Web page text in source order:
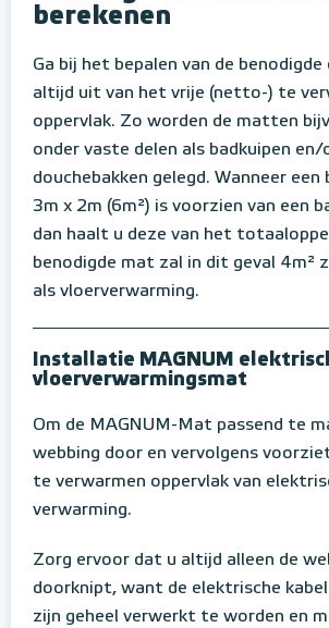
berekenen
Ga bij het bepalen van de
altijd uit van het vrije (netto-) te
oppervlak. Zo worden de matten
onder vaste delen als badkuipen en/
douchebakken gelegd. Wanneer een
3m x 2m (6m²) is voorzien van een
dan haalt u deze van het
benodigde mat zal in dit geval 4m²
als vloerverwarming.
Installatie MAGNUM
vloerverwarmingsmat
Om de MAGNUM-Mat passend te
webbing door en vervolgens
te verwarmen oppervlak van
verwarming.
Zorg ervoor dat u altijd alleen de
doorknipt, want de elektrische
zijn geheel verwerkt te worden en